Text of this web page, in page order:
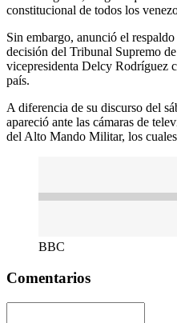
constitucional de todos los
Sin embargo, anunció el
decisión del Tribunal Supremo
vicepresidenta Delcy Rodríguez
país.
A diferencia de su discurso del
apareció ante las cámaras de
del Alto Mando Militar, los
BBC
Comentarios